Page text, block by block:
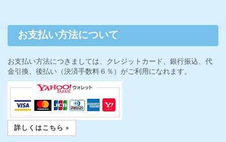
お支払い方法について
お支払い方法につきましては、クレジットカード、銀行振込、代
金引換、後払い（決済手数料６％）がご利用になれます。
詳しくはこちら »